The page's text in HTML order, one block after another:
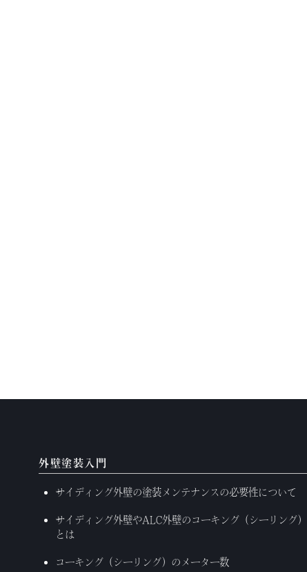
外壁塗装入門
サイディング外壁の塗装メンテナンスの必要性について
サイディング外壁やALC外壁のコーキング（シーリング）
とは
コーキング（シーリング）のメーター数